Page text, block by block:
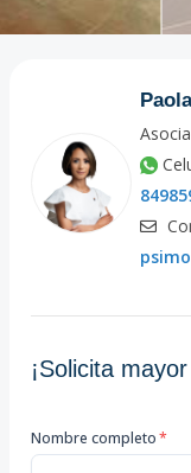
¡Solicita
Nombre completo*